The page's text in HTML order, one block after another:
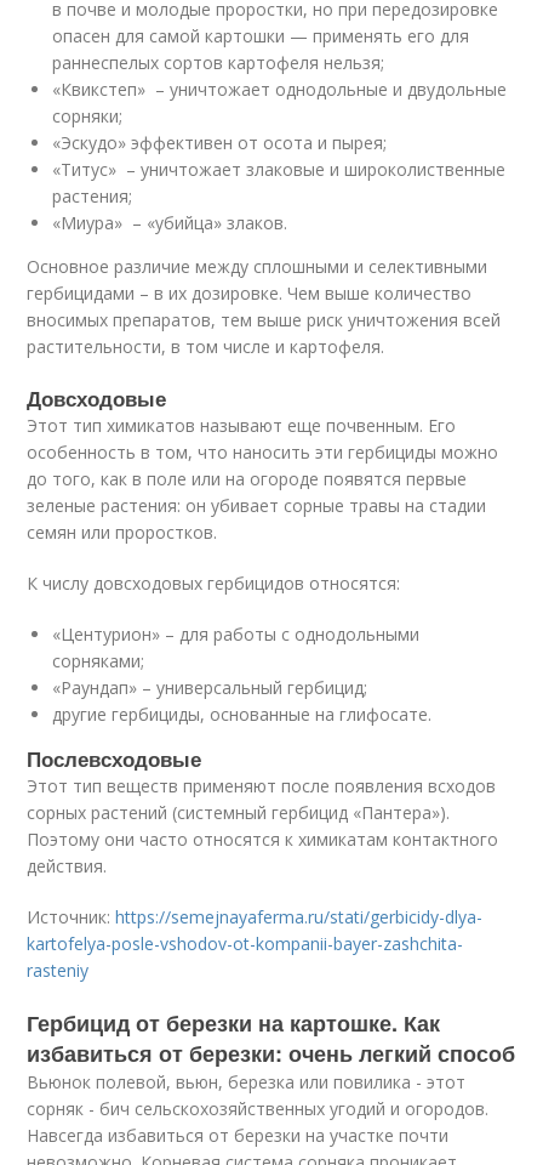
в почве и молодые проростки, но при передозировке
опасен для самой картошки — применять его для
раннеспелых сортов картофеля нельзя;
«Квикстеп» – уничтожает однодольные и двудольные
сорняки;
«Эскудо» эффективен от осота и пырея;
«Титус» – уничтожает злаковые и широколиственные
растения;
«Миура» – «убийца» злаков.
Основное различие между сплошными и селективными
гербицидами – в их дозировке. Чем выше количество
вносимых препаратов, тем выше риск уничтожения всей
растительности, в том числе и картофеля.
Довсходовые
Этот тип химикатов называют еще почвенным. Его
особенность в том, что наносить эти гербициды можно
до того, как в поле или на огороде появятся первые
зеленые растения: он убивает сорные травы на стадии
семян или проростков.
К числу довсходовых гербицидов относятся:
«Центурион» – для работы с однодольными
сорняками;
«Раундап» – универсальный гербицид;
другие гербициды, основанные на глифосате.
Послевсходовые
Этот тип веществ применяют после появления всходов
сорных растений (системный гербицид «Пантера»).
Поэтому они часто относятся к химикатам контактного
действия.
Источник:https://semejnayaferma.ru/stati/gerbicidy-dlya-
kartofelya-posle-vshodov-ot-kompanii-bayer-zashchita-
rasteniy
Гербицид от березки на картошке. Как
избавиться от березки: очень легкий способ
Вьюнок полевой, вьюн, березка или повилика - этот
сорняк - бич сельскохозяйственных угодий и огородов.
Навсегда избавиться от березки на участке почти